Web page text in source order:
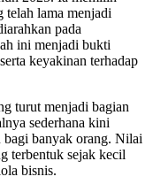
telah lama menjadi
pada
ini menjadi bukti
keyakinan terhadap
turut menjadi bagian
sederhana kini
bagi banyak orang. Nilai
terbentuk sejak kecil
bisnis.